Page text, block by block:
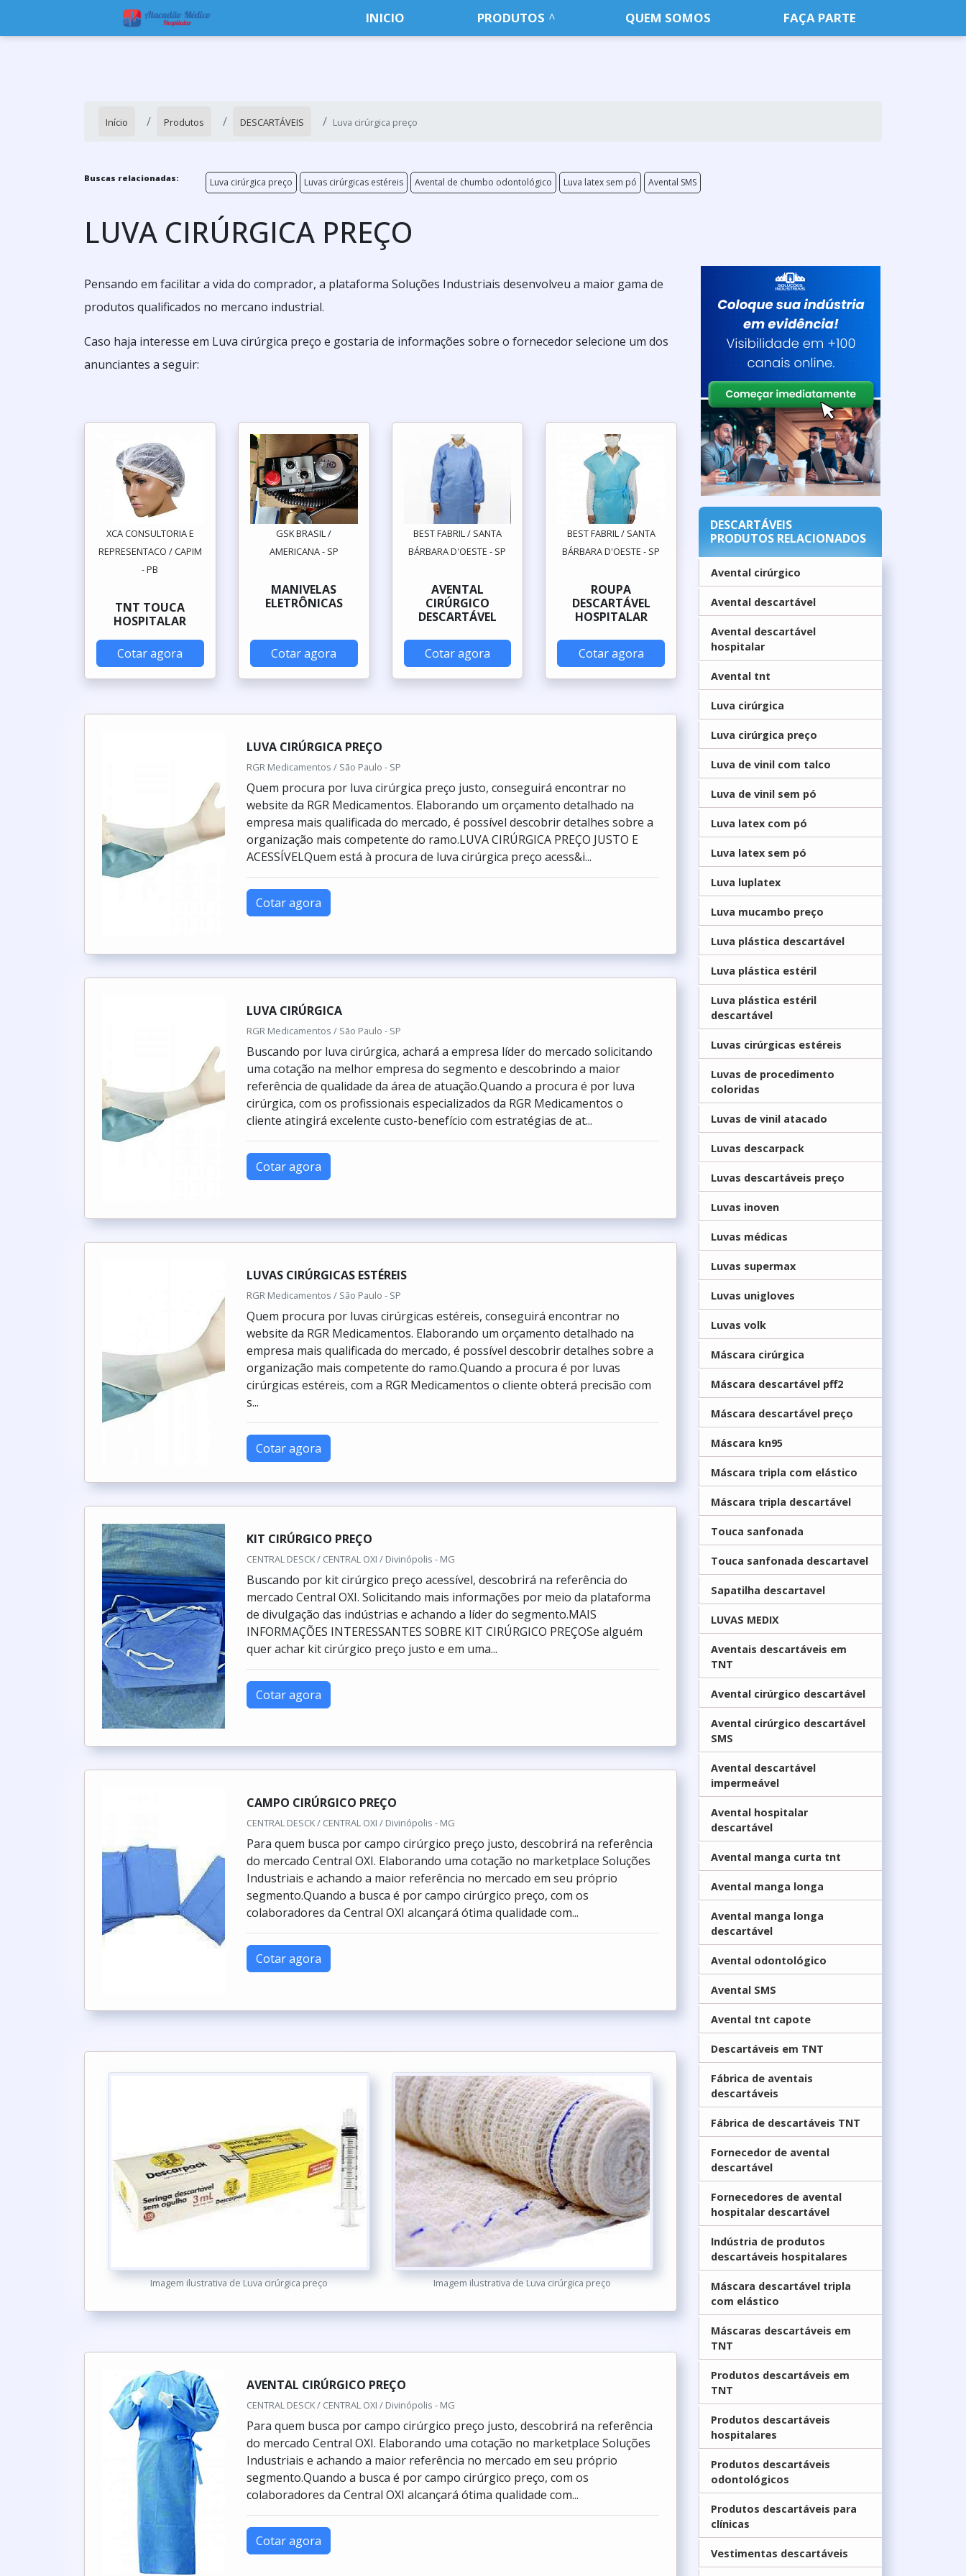
INICIO PRODUTOS QUEM SOMOS FAÇA PARTE
Início Produtos DESCARTÁVEIS Luva cirúrgica preço
Buscas relacionadas: Luva cirúrgica preço Luvas cirúrgicas estéreis Avental de chumbo odontológico Luva latex sem pó Avental SMS
LUVA CIRÚRGICA PREÇO
Pensando em facilitar a vida do comprador, a plataforma Soluções Industriais desenvolveu a maior gama de
produtos qualificados no mercano industrial.
Caso haja interesse em Luva cirúrgica preço e gostaria de informações sobre o fornecedor selecione um dos
anunciantes a seguir:
XCA CONSULTORIA E
REPRESENTACO / CAPIM
- PB
TNT TOUCA
HOSPITALAR
Cotar agora
GSK BRASIL /
AMERICANA - SP
MANIVELAS
ELETRÔNICAS
Cotar agora
BEST FABRIL / SANTA
BÁRBARA D'OESTE - SP
AVENTAL
CIRÚRGICO
DESCARTÁVEL
Cotar agora
BEST FABRIL / SANTA
BÁRBARA D'OESTE - SP
ROUPA
DESCARTÁVEL
HOSPITALAR
Cotar agora
LUVA CIRÚRGICA PREÇO
RGR Medicamentos / São Paulo - SP
Quem procura por luva cirúrgica preço justo, conseguirá encontrar no
website da RGR Medicamentos. Elaborando um orçamento detalhado na
empresa mais qualificada do mercado, é possível descobrir detalhes sobre a
organização mais competente do ramo.LUVA CIRÚRGICA PREÇO JUSTO E
ACESSÍVELQuem está à procura de luva cirúrgica preço acess&i...
Cotar agora
LUVA CIRÚRGICA
RGR Medicamentos / São Paulo - SP
Buscando por luva cirúrgica, achará a empresa líder do mercado solicitando
uma cotação na melhor empresa do segmento e descobrindo a maior
referência de qualidade da área de atuação.Quando a procura é por luva
cirúrgica, com os profissionais especializados da RGR Medicamentos o
cliente atingirá excelente custo-benefício com estratégias de at...
Cotar agora
LUVAS CIRÚRGICAS ESTÉREIS
RGR Medicamentos / São Paulo - SP
Quem procura por luvas cirúrgicas estéreis, conseguirá encontrar no
website da RGR Medicamentos. Elaborando um orçamento detalhado na
empresa mais qualificada do mercado, é possível descobrir detalhes sobre a
organização mais competente do ramo.Quando a procura é por luvas
cirúrgicas estéreis, com a RGR Medicamentos o cliente obterá precisão com
s...
Cotar agora
KIT CIRÚRGICO PREÇO
CENTRAL DESCK / CENTRAL OXI / Divinópolis - MG
Buscando por kit cirúrgico preço acessível, descobrirá na referência do
mercado Central OXI. Solicitando mais informações por meio da plataforma
de divulgação das indústrias e achando a líder do segmento.MAIS
INFORMAÇÕES INTERESSANTES SOBRE KIT CIRÚRGICO PREÇOSe alguém
quer achar kit cirúrgico preço justo e em uma...
Cotar agora
CAMPO CIRÚRGICO PREÇO
CENTRAL DESCK / CENTRAL OXI / Divinópolis - MG
Para quem busca por campo cirúrgico preço justo, descobrirá na referência
do mercado Central OXI. Elaborando uma cotação no marketplace Soluções
Industriais e achando a maior referência no mercado em seu próprio
segmento.Quando a busca é por campo cirúrgico preço, com os
colaboradores da Central OXI alcançará ótima qualidade com...
Cotar agora
Imagem ilustrativa de Luva cirúrgica preço Imagem ilustrativa de Luva cirúrgica preço
AVENTAL CIRÚRGICO PREÇO
CENTRAL DESCK / CENTRAL OXI / Divinópolis - MG
Para quem busca por campo cirúrgico preço justo, descobrirá na referência
do mercado Central OXI. Elaborando uma cotação no marketplace Soluções
Industriais e achando a maior referência no mercado em seu próprio
segmento.Quando a busca é por campo cirúrgico preço, com os
colaboradores da Central OXI alcançará ótima qualidade com...
Cotar agora
DESCARTÁVEIS
PRODUTOS RELACIONADOS
Avental cirúrgico
Avental descartável
Avental descartável
hospitalar
Avental tnt
Luva cirúrgica
Luva cirúrgica preço
Luva de vinil com talco
Luva de vinil sem pó
Luva latex com pó
Luva latex sem pó
Luva luplatex
Luva mucambo preço
Luva plástica descartável
Luva plástica estéril
Luva plástica estéril
descartável
Luvas cirúrgicas estéreis
Luvas de procedimento
coloridas
Luvas de vinil atacado
Luvas descarpack
Luvas descartáveis preço
Luvas inoven
Luvas médicas
Luvas supermax
Luvas unigloves
Luvas volk
Máscara cirúrgica
Máscara descartável pff2
Máscara descartável preço
Máscara kn95
Máscara tripla com elástico
Máscara tripla descartável
Touca sanfonada
Touca sanfonada descartavel
Sapatilha descartavel
LUVAS MEDIX
Aventais descartáveis em
TNT
Avental cirúrgico descartável
Avental cirúrgico descartável
SMS
Avental descartável
impermeável
Avental hospitalar
descartável
Avental manga curta tnt
Avental manga longa
Avental manga longa
descartável
Avental odontológico
Avental SMS
Avental tnt capote
Descartáveis em TNT
Fábrica de aventais
descartáveis
Fábrica de descartáveis TNT
Fornecedor de avental
descartável
Fornecedores de avental
hospitalar descartável
Indústria de produtos
descartáveis hospitalares
Máscara descartável tripla
com elástico
Máscaras descartáveis em
TNT
Produtos descartáveis em
TNT
Produtos descartáveis
hospitalares
Produtos descartáveis
odontológicos
Produtos descartáveis para
clínicas
Vestimentas descartáveis